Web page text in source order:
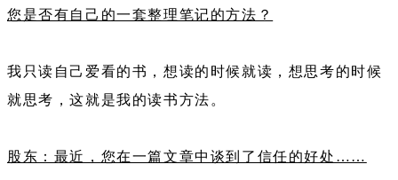
您是否有自己的一套整理笔记的方法？
我只读自己爱看的书，想读的时候就读，想思考的时候
就思考，这就是我的读书方法。
股东：最近，您在一篇文章中谈到了信任的好处……